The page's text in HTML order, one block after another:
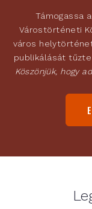
Támogassa
Várostörténeti
város
publikálását tűzte
Köszönjük, hogy